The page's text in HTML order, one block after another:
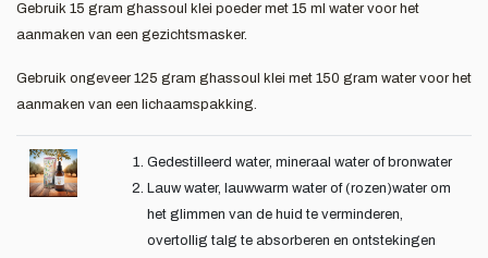
Gebruik 15 gram ghassoul klei poeder met 15 ml water voor het
aanmaken van een gezichtsmasker.
Gebruik ongeveer 125 gram ghassoul klei met 150 gram water voor het
aanmaken van een lichaamspakking.
Gedestilleerd water, mineraal water of bronwater
Lauw water, lauwwarm water of (rozen)water om
het glimmen van de huid te verminderen,
overtollig talg te absorberen en ontstekingen